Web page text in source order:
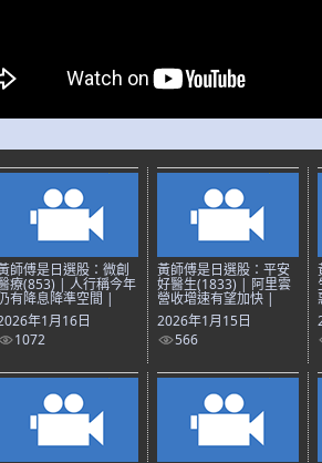
師傅是日選股：微創
療(853) | 人行稱今年
有降息降準空間 |
年1月16日
1072
黃師傅是日選股：平安
好醫生(1833) | 阿里雲
營收增速有望加快 |
2026年1月15日
566